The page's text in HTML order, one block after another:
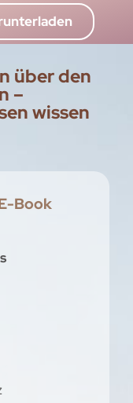
über den
–
wissen
Book